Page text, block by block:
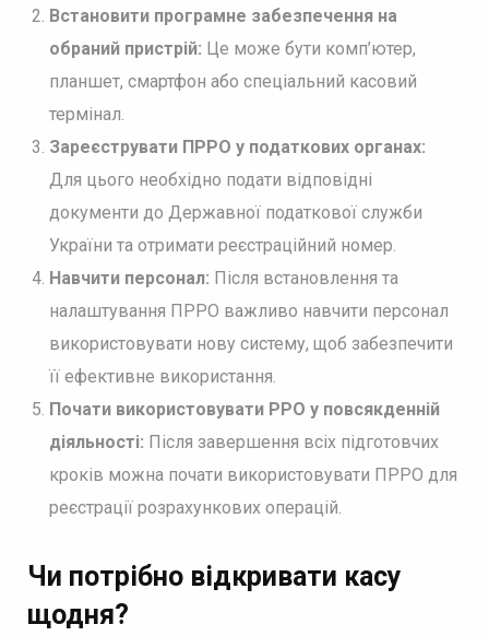
Встановити програмне забезпечення на
обраний пристрій: Це може бути комп’ютер,
планшет, смартфон або спеціальний касовий
термінал.
Зареєструвати ПРРО у податкових органах:
Для цього необхідно подати відповідні
документи до Державної податкової служби
України та отримати реєстраційний номер.
Навчити персонал: Після встановлення та
налаштування ПРРО важливо навчити персонал
використовувати нову систему, щоб забезпечити
її ефективне використання.
Почати використовувати РРО у повсякденній
діяльності: Після завершення всіх підготовчих
кроків можна почати використовувати ПРРО для
реєстрації розрахункових операцій.
Чи потрібно відкривати касу
щодня?